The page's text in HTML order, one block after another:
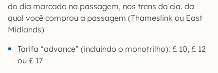
do dia marcado na passagem, nos trens da cia. da
qual você comprou a passagem (Thameslink ou East
Midlands)
Tarifa “advance” (incluindo o monotrilho): £ 10, £ 12
ou £ 17